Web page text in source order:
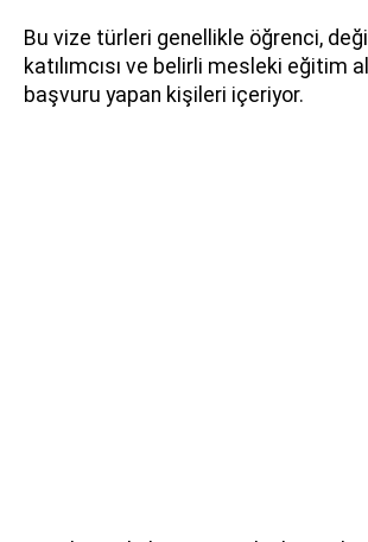
Bu vize türleri genellikle öğrenci,
katılımcısı ve belirli mesleki eğitim
başvuru yapan kişileri içeriyor.